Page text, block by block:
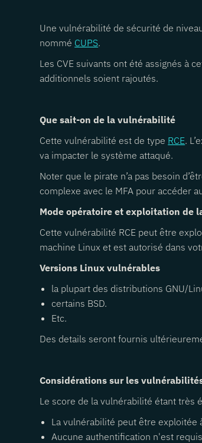
Une vulnérabilité de sécurité de
nommé CUPS.
Les CVE suivants ont été assignés
additionnels soient rajoutés.
Que sait-on de la vulnérabilité
Cette vulnérabilité est de type RCE.
va impacter le système attaqué.
Noter que le pirate n’a pas besoin
complexe avec le MFA pour accéder
Mode opératoire et exploitation de
Cette vulnérabilité RCE peut être
machine Linux et est autorisé dans
Versions Linux vulnérables
la plupart des distributions GNU/
certains BSD.
Etc.
Des details seront fournis
Considérations sur les
Le score de la vulnérabilité étant très
La vulnérabilité peut être exploitée
Aucune authentification n'est